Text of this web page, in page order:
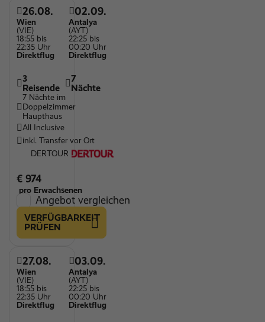
26.08.
Wien
(VIE)
18:55 bis
22:35 Uhr
Direktflug
02.09.
Antalya
(AYT)
22:25 bis
00:20 Uhr
Direktflug
3
Reisende
7
Nächte
7 Nächte im
Doppelzimmer
Haupthaus
All Inclusive
inkl. Transfer vor Ort
DERTOUR
€ 974
pro Erwachsenen
Angebot vergleichen
VERFÜGBARKEIT
PRÜFEN
27.08.
Wien
(VIE)
18:55 bis
22:35 Uhr
Direktflug
03.09.
Antalya
(AYT)
22:25 bis
00:20 Uhr
Direktflug